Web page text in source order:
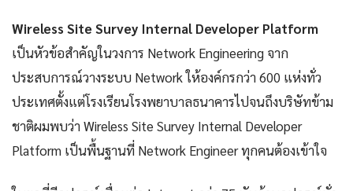
Wireless Site Survey Internal Developer Platform
เป็นหัวข้อสำคัญในวงการ Network Engineering จาก
ประสบการณ์วางระบบ Network ให้องค์กรกว่า 600 แห่งทั่ว
ประเทศตั้งแต่โรงเรียนโรงพยาบาลธนาคารไปจนถึงบริษัทข้าม
ชาติผมพบว่า Wireless Site Survey Internal Developer
Platform เป็นพื้นฐานที่ Network Engineer ทุกคนต้องเข้าใจ